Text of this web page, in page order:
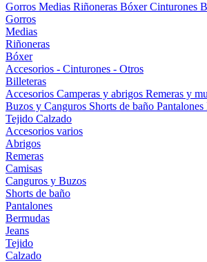
Gorros Medias Riñoneras BóxerCinturones
Gorros
Medias
Riñoneras
Bóxer
Accesorios - Cinturones - Otros
Billeteras
Accesorios Camperas y abrigos Remeras y
Buzos y Canguros Shorts de baño Pantalones
Tejido Calzado
Accesorios varios
Abrigos
Remeras
Camisas
Canguros y Buzos
Shorts de baño
Pantalones
Bermudas
Jeans
Tejido
Calzado